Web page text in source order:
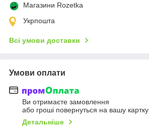
Магазини Rozetka
Укрпошта
Всі умови доставки
Умови оплати
Ви отримаєте замовлення
або гроші повернуться на вашу картку
Детальніше